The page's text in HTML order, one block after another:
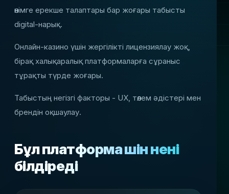
өнімге ерекше талаптары бар жоғары табысты
digital-нарық.
Онлайн-казино үшін жергілікті лицензиялау жоқ,
бірақ халықаралық платформаларға сұраныс
тұрақты түрде жоғары.
Табыстың негізгі факторы - UX, төлем әдістері мен
брендін оқшаулау.
Бұл платформа үшін нені
білдіреді